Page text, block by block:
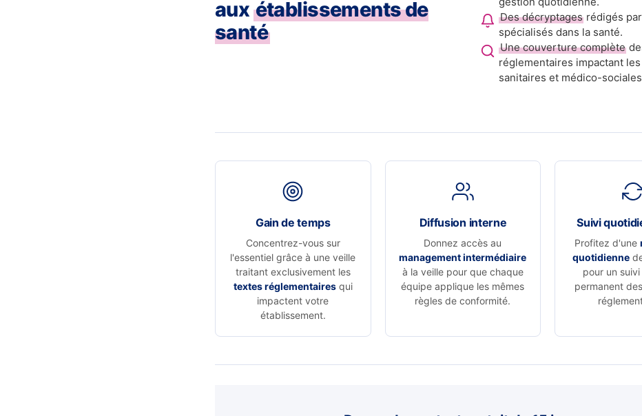
aux établissements de
santé
Des décryptages rédigés
spécialisés dans la santé.
Une couverture complète
réglementaires impactant
sanitaires et médico-
Gain de temps
Concentrez-vous sur
l'essentiel grâce à une veille
traitant exclusivement les
textes réglementairesqui
impactent votre
établissement.
Diffusion interne
Donnez accès au
management intermédiaire
à la veille pour que chaque
équipe applique les mêmes
règles de conformité.
Suivi
Profitez d'une
quotidienne
pour un
permanent